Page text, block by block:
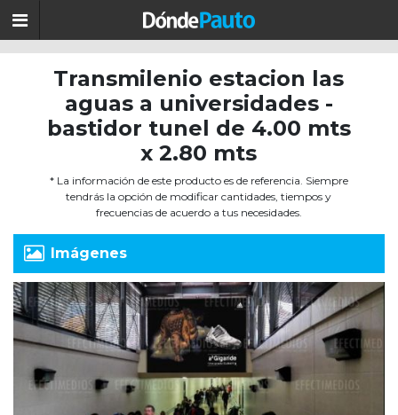
Transmilenio estacion las
aguas a universidades -
bastidor tunel de 4.00 mts
x 2.80 mts
* La información de este producto es de referencia. Siempre
tendrás la opción de modificar cantidades, tiempos y
frecuencias de acuerdo a tus necesidades.
Imágenes